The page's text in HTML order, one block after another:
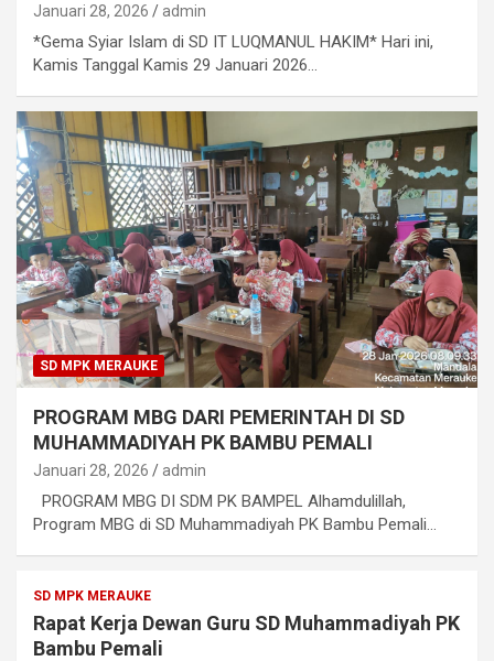
Januari 28, 2026 admin
*Gema Syiar Islam di SD IT LUQMANUL HAKIM* Hari ini,
Kamis Tanggal Kamis 29 Januari 2026…
SD MPK MERAUKE
PROGRAM MBG DARI PEMERINTAH DI SD
MUHAMMADIYAH PK BAMBU PEMALI
Januari 28, 2026 admin
PROGRAM MBG DI SDM PK BAMPEL Alhamdulillah,
Program MBG di SD Muhammadiyah PK Bambu Pemali…
SD MPK MERAUKE
Rapat Kerja Dewan Guru SD Muhammadiyah PK
Bambu Pemali